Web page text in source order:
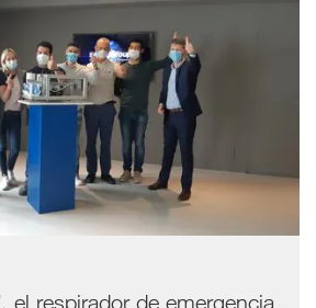
el respirador de emergencia